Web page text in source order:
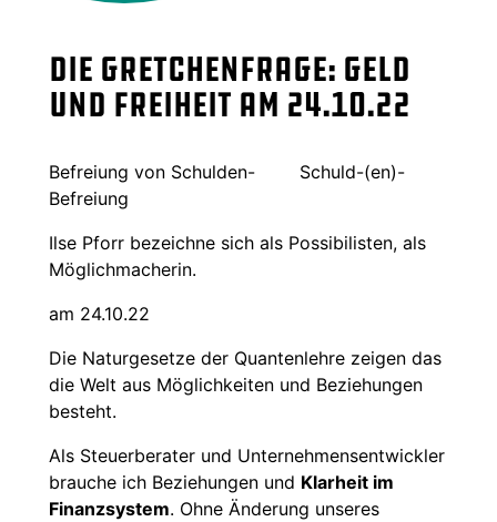
Die Gretchenfrage: Geld
und Freiheit am 24.10.22
Befreiung von Schulden- Schuld-(en)-
Befreiung
Ilse Pforr bezeichne sich als Possibilisten, als
Möglichmacherin.
am 24.10.22
Die Naturgesetze der Quantenlehre zeigen das
die Welt aus Möglichkeiten und Beziehungen
besteht.
Als Steuerberater und Unternehmensentwickler
brauche ich Beziehungen und Klarheit im
Finanzsystem. Ohne Änderung unseres